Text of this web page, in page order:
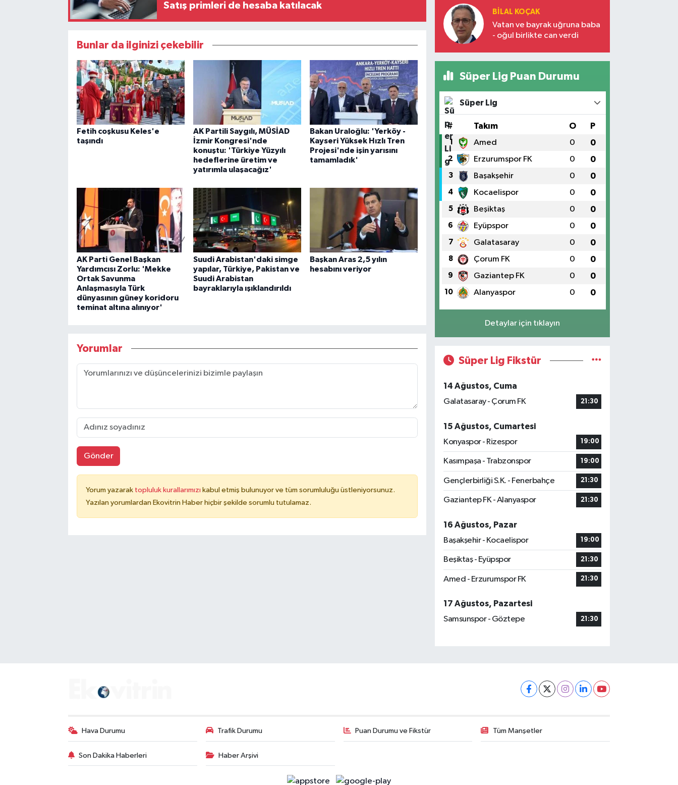
Satış primleri de hesaba katılacak
Bunlar da ilginizi çekebilir
Fetih coşkusu Keles'e
taşındı
AK Partili Saygılı, MÜSİAD
İzmir Kongresi'nde
konuştu: 'Türkiye Yüzyılı
hedeflerine üretim ve
yatırımla ulaşacağız'
Bakan Uraloğlu: 'Yerköy -
Kayseri Yüksek Hızlı Tren
Projesi'nde işin yarısını
tamamladık'
AK Parti Genel Başkan
Yardımcısı Zorlu: 'Mekke
Ortak Savunma
Anlaşmasıyla Türk
dünyasının güney koridoru
teminat altına alınıyor'
Suudi Arabistan'daki simge
yapılar, Türkiye, Pakistan ve
Suudi Arabistan
bayraklarıyla ışıklandırıldı
Başkan Aras 2,5 yılın
hesabını veriyor
Yorumlar
Gönder
Yorum yazarak topluluk kurallarımızı kabul etmiş bulunuyor ve tüm sorumluluğu üstleniyorsunuz.
Yazılan yorumlardan Ekovitrin Haber hiçbir şekilde sorumlu tutulamaz.
BILAL KOÇAK
Vatan ve bayrak uğruna baba
- oğul birlikte can verdi
Süper Lig Puan Durumu
Süper Lig
# Takım O P
1 Amed 0 0
2 Erzurumspor FK 0 0
3 Başakşehir 0 0
4 Kocaelispor 0 0
5 Beşiktaş 0 0
6 Eyüpspor 0 0
7 Galatasaray 0 0
8 Çorum FK 0 0
9 Gaziantep FK 0 0
10 Alanyaspor 0 0
Detaylar için tıklayın
Süper Lig Fikstür
14 Ağustos, Cuma
Galatasaray - Çorum FK
21:30
15 Ağustos, Cumartesi
Konyaspor - Rizespor
19:00
Kasımpaşa - Trabzonspor 19:00
Gençlerbirliği S.K. - Fenerbahçe 21:30
Gaziantep FK - Alanyaspor 21:30
16 Ağustos, Pazar
Başakşehir - Kocaelispor
19:00
Beşiktaş - Eyüpspor 21:30
Amed - Erzurumspor FK 21:30
17 Ağustos, Pazartesi
Samsunspor - Göztepe
21:30
Hava Durumu Trafik Durumu Puan Durumu ve Fikstür Tüm Manşetler
Son Dakika Haberleri Haber Arşivi